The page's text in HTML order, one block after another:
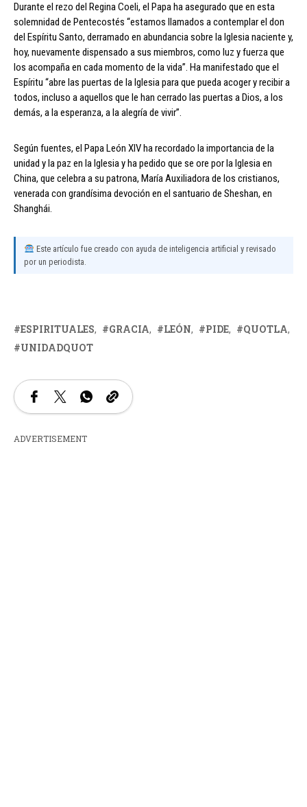
Durante el rezo del Regina Coeli, el Papa ha asegurado que en esta
solemnidad de Pentecostés “estamos llamados a contemplar el don
del Espíritu Santo, derramado en abundancia sobre la Iglesia naciente y,
hoy, nuevamente dispensado a sus miembros, como luz y fuerza que
los acompaña en cada momento de la vida”. Ha manifestado que el
Espíritu “abre las puertas de la Iglesia para que pueda acoger y recibir a
todos, incluso a aquellos que le han cerrado las puertas a Dios, a los
demás, a la esperanza, a la alegría de vivir”.
Según fuentes, el Papa León XIV ha recordado la importancia de la
unidad y la paz en la Iglesia y ha pedido que se ore por la Iglesia en
China, que celebra a su patrona, María Auxiliadora de los cristianos,
venerada con grandísima devoción en el santuario de Sheshan, en
Shanghái.
Este artículo fue creado con ayuda de inteligencia artificial y revisado
por un periodista.
ESPIRITUALES GRACIA LEÓN PIDE
QUOTLA
UNIDADQUOT
ADVERTISEMENT